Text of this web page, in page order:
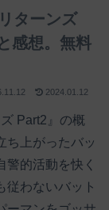
ターンズ
感想。無料
2024.01.12
Part2』の概
ち上がったバッ
警的活動を快く
従わないバット